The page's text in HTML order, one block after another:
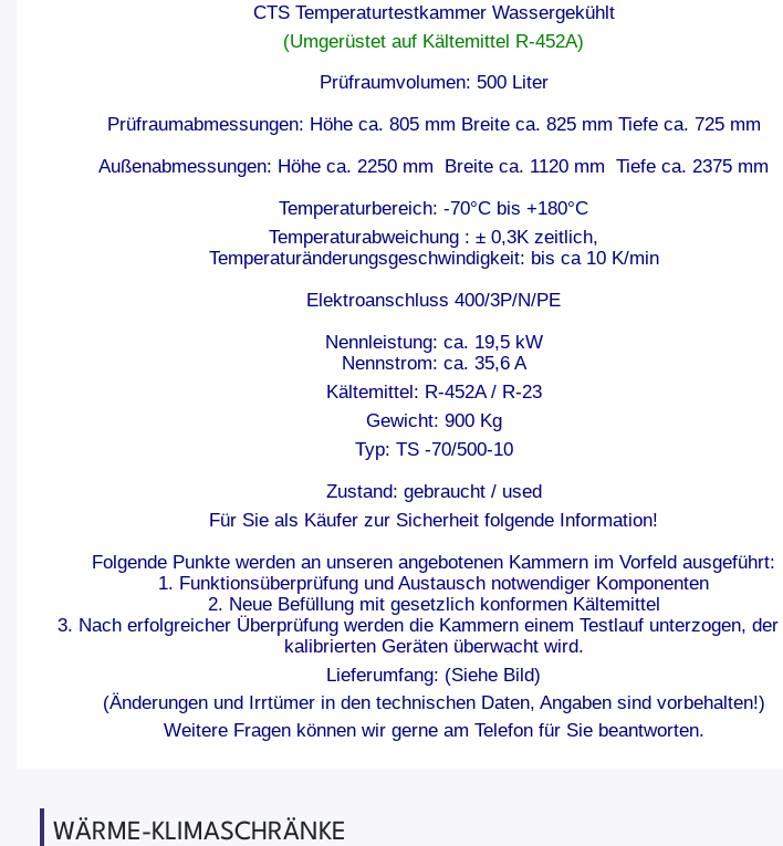
CTS Temperaturtestkammer Wassergekühlt
(Umgerüstet auf Kältemittel R-452A)
Prüfraumvolumen: 500 Liter
Prüfraumabmessungen: Höhe ca. 805 mm Breite ca. 825 mm Tiefe ca. 725 mm
Außenabmessungen: Höhe ca. 2250 mm Breite ca. 1120 mm Tiefe ca. 2375 mm
Temperaturbereich: -70°C bis +180°C
Temperaturabweichung : ± 0,3K zeitlich,
Temperaturänderungsgeschwindigkeit: bis ca 10 K/min
Elektroanschluss 400/3P/N/PE
Nennleistung: ca. 19,5 kW
Nennstrom: ca. 35,6 A
Kältemittel: R-452A / R-23
Gewicht: 900 Kg
Typ: TS -70/500-10
Zustand: gebraucht / used
Für Sie als Käufer zur Sicherheit folgende Information!
Folgende Punkte werden an unseren angebotenen Kammern im Vorfeld ausgeführt:
1. Funktionsüberprüfung und Austausch notwendiger Komponenten
2. Neue Befüllung mit gesetzlich konformen Kältemittel
3. Nach erfolgreicher Überprüfung werden die Kammern einem Testlauf unterzogen,
kalibrierten Geräten überwacht wird.
Lieferumfang: (Siehe Bild)
(Änderungen und Irrtümer in den technischen Daten, Angaben sind vorbehalten!)
Weitere Fragen können wir gerne am Telefon für Sie beantworten.
WÄRME-KLIMASCHRÄNKE